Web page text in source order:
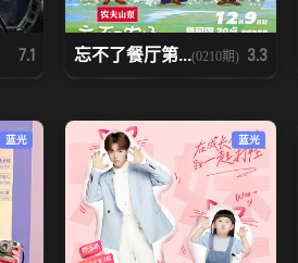
7.1 忘不了餐厅第...(0210期) 3.3
蓝光 蓝光